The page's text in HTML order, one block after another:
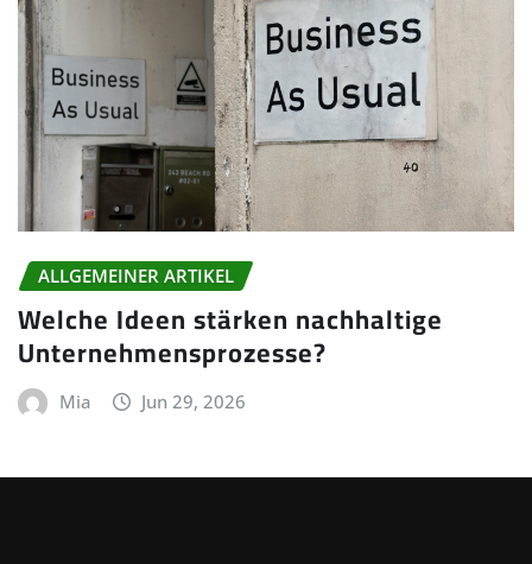
ALLGEMEINER ARTIKEL
Welche Ideen stärken nachhaltige
Unternehmensprozesse?
Mia Jun 29, 2026